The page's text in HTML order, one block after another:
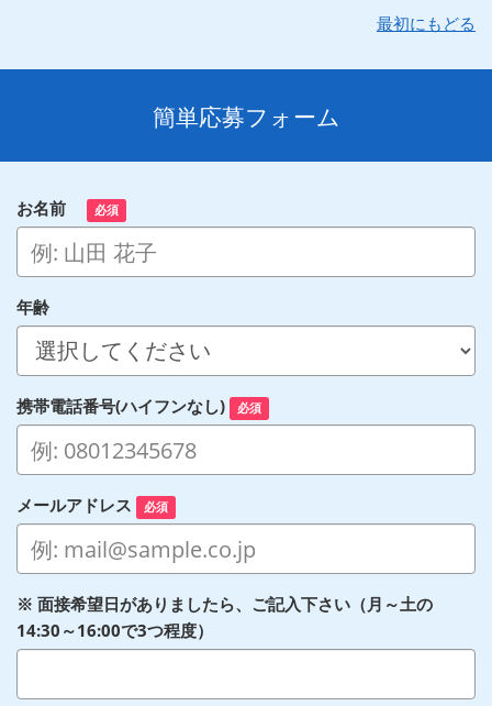
最初にもどる
簡単応募フォーム
お名前 必須
年齢
携帯電話番号(ハイフンなし) 必須
メールアドレス 必須
※ 面接希望日がありましたら、ご記入下さい（月～土の
14:30～16:00で3つ程度）